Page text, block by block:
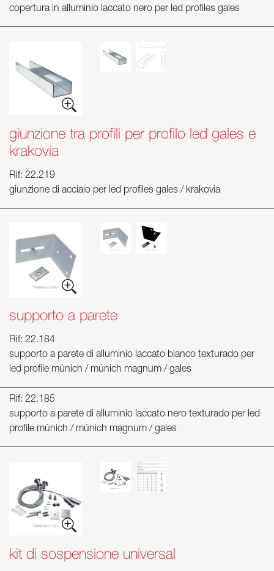
copertura in alluminio laccato nero per led profiles gales
giunzione tra profili per profilo led gales e
krakovia
Rif: 22.219
giunzione di acciaio per led profiles gales / krakovia
supporto a parete
Rif: 22.184
supporto a parete di alluminio laccato bianco texturado per
led profile múnich / múnich magnum / gales
Rif: 22.185
supporto a parete di alluminio laccato nero texturado per led
profile múnich / múnich magnum / gales
kit di sospensione universal